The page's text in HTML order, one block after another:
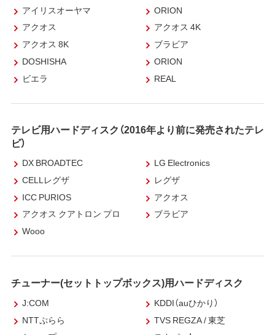
アイリスオーヤマ
ORION
アクオス
アクオス 4K
アクオス 8K
ブラビア
DOSHISHA
ORION
ビエラ
REAL
テレビ用ハードディスク（2016年より前に発売されたテレ
ビ）
DX BROADTEC
LG Electronics
CELLレグザ
レグザ
ICC PURIOS
アクオス
アクオス クアトロン プロ
ブラビア
Wooo
チューナー(セットトップボックス)用ハードディスク
J:COM
KDDI（auひかり）
NTTぷらら
TVS REGZA / 東芝